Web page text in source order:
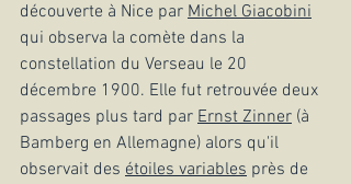
découverte à Nice par Michel Giacobini
qui observa la comète dans la
constellation du Verseau le 20
décembre 1900. Elle fut retrouvée deux
passages plus tard par Ernst Zinner (à
Bamberg en Allemagne) alors qu'il
observait des étoiles variables près de